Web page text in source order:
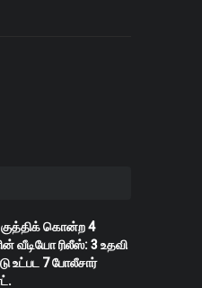
குத்திக் கொன்ற 4
வீடியோ ரிலீஸ்: 3 உதவி
உட்பட 7 போலீசார்